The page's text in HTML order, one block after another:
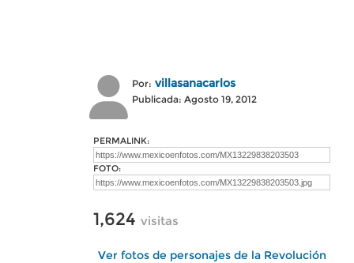
Por: villasanacarlos
Publicada: Agosto 19, 2012
PERMALINK:
FOTO:
1,624 visitas
Ver fotos de personajes de la Revolución